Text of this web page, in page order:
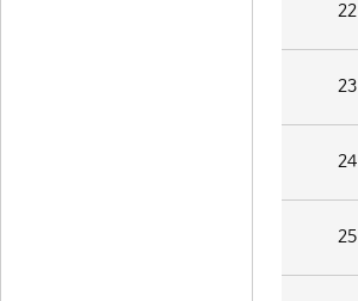
22
23
24
25